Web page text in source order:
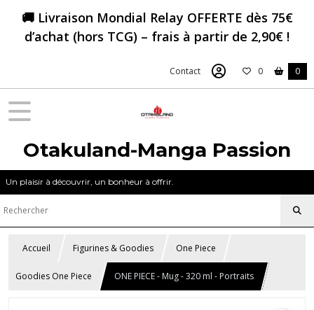
🚚 Livraison Mondial Relay OFFERTE dès 75€
d’achat (hors TCG) – frais à partir de 2,90€ !
Contact 0 0
Otakuland-Manga Passion
Un plaisir à découvrir, un bonheur à offrir.
Accueil Figurines & Goodies One Piece
Goodies One Piece ONE PIECE - Mug - 320 ml - Portraits